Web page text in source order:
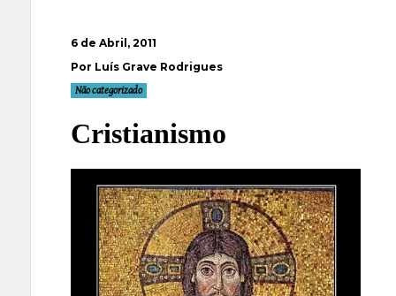
6 de Abril, 2011
Por Luís Grave Rodrigues
Não categorizado
Cristianismo